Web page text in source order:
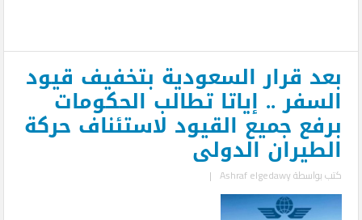
بعد قرار السعودية بتخفيف قيود
السفر .. إياتا تطالب الحكومات
برفع جميع القيود لاستئناف حركة
الطيران الدولى
كتب بواسطةAshraf elgedawy
|